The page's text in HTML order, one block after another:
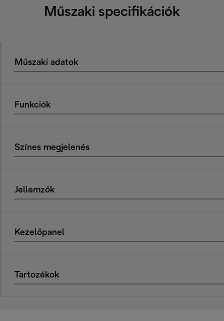
Műszaki specifikációk
Műszaki adatok
Funkciók
Színes megjelenés
Jellemzők
Kezelőpanel
Tartozékok